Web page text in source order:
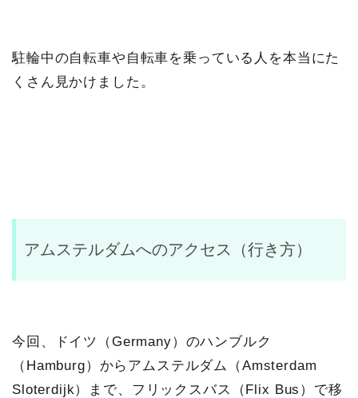
駐輪中の自転車や自転車を乗っている人を本当にた
くさん見かけました。
アムステルダムへのアクセス（行き方）
今回、ドイツ（Germany）のハンブルク
（Hamburg）からアムステルダム（Amsterdam
Sloterdijk）まで、フリックスバス（Flix Bus）で移